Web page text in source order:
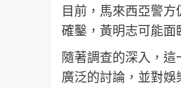
目前，馬來西亞警
確鑿，黃明志可能面
隨著調查的深入，
廣泛的討論，並對娛